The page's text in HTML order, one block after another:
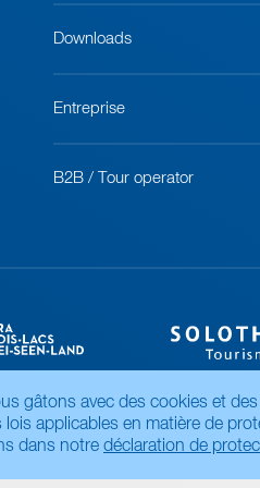
Downloads
Entreprise
B2B / Tour operator
gâtons avec des cookies et
applicables en matière de
dans notre déclaration de